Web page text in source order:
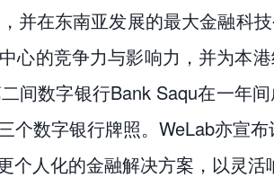
并在东南亚发展的最大金融科
心的竞争力与影响力，并为本
间数字银行Bank Saqu在一年
个数字银行牌照。WeLab亦宣
人化的金融解决方案，以灵活